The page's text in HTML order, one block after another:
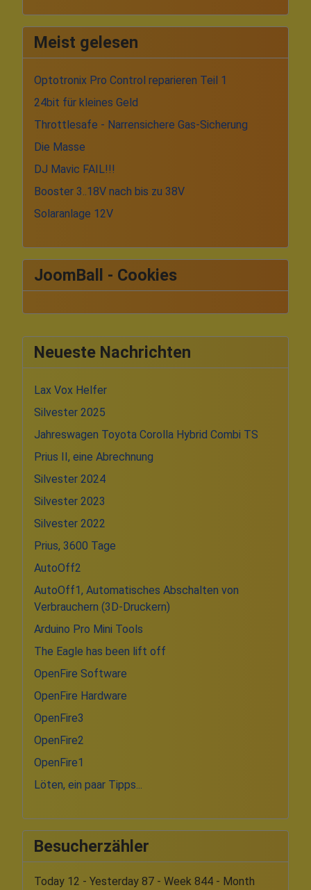
Neueste Nachrichten
Lax Vox Helfer
Silvester 2025
Jahreswagen Toyota Corolla Hybrid Combi TS
Prius II, eine Abrechnung
Silvester 2024
Silvester 2023
Silvester 2022
Prius, 3600 Tage
AutoOff2
AutoOff1, Automatisches Abschalten von
Verbrauchern (3D-Druckern)
Arduino Pro Mini Tools
The Eagle has been lift off
OpenFire Software
OpenFire Hardware
OpenFire3
OpenFire2
OpenFire1
Löten, ein paar Tipps...
Besucherzähler
Today 12 - Yesterday 87 - Week 844 - Month
Meist gelesen
Optotronix Pro Control reparieren Teil 1
24bit für kleines Geld
Throttlesafe - Narrensichere Gas-Sicherung
Die Masse
DJ Mavic FAIL!!!
Booster 3..18V nach bis zu 38V
Solaranlage 12V
JoomBall - Cookies